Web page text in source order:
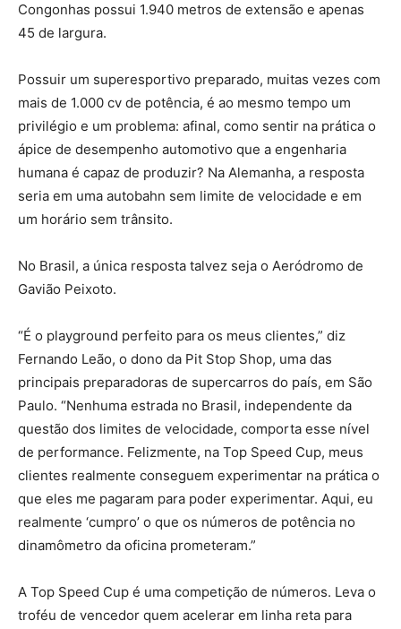
Congonhas possui 1.940 metros de extensão e apenas
45 de largura.
Possuir um superesportivo preparado, muitas vezes com
mais de 1.000 cv de potência, é ao mesmo tempo um
privilégio e um problema: afinal, como sentir na prática o
ápice de desempenho automotivo que a engenharia
humana é capaz de produzir? Na Alemanha, a resposta
seria em uma autobahn sem limite de velocidade e em
um horário sem trânsito.
No Brasil, a única resposta talvez seja o Aeródromo de
Gavião Peixoto.
“É o playground perfeito para os meus clientes,” diz
Fernando Leão, o dono da Pit Stop Shop, uma das
principais preparadoras de supercarros do país, em São
Paulo. “Nenhuma estrada no Brasil, independente da
questão dos limites de velocidade, comporta esse nível
de performance. Felizmente, na Top Speed Cup, meus
clientes realmente conseguem experimentar na prática o
que eles me pagaram para poder experimentar. Aqui, eu
realmente ‘cumpro’ o que os números de potência no
dinamômetro da oficina prometeram.”
A Top Speed Cup é uma competição de números. Leva o
troféu de vencedor quem acelerar em linha reta para